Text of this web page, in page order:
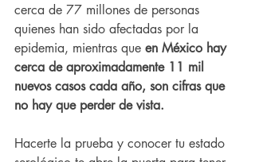
cerca de 77 millones de personas
quienes han sido afectadas por la
epidemia, mientras que en México hay
cerca de aproximadamente 11 mil
nuevos casos cada año, son cifras que
no hay que perder de vista.
Hacerte la prueba y conocer tu estado